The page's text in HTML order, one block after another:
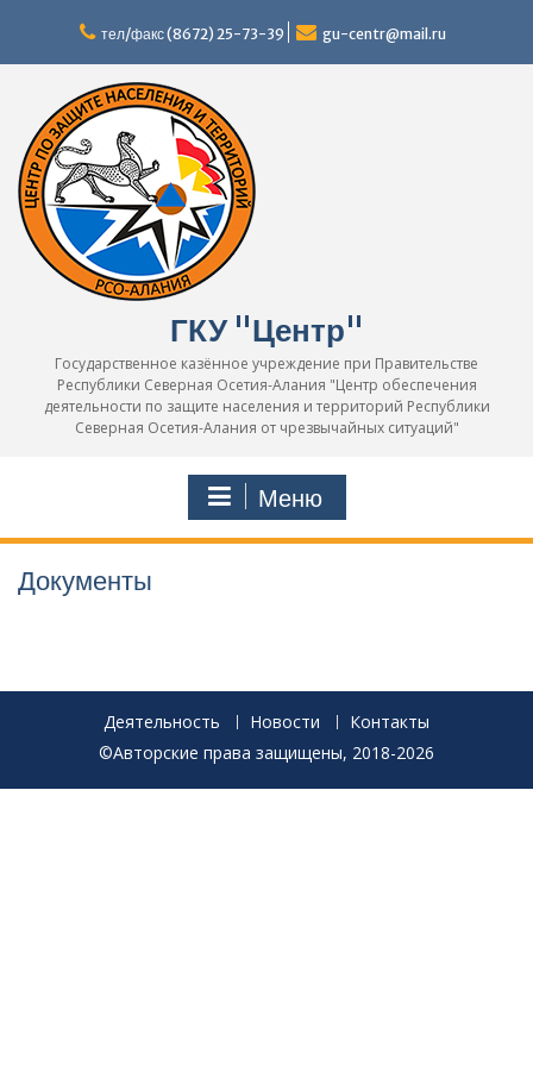
содержимому
тел/факс (8672) 25-73-39 gu-centr@mail.ru
ГКУ "Центр"
Государственное казённое учреждение при Правительстве
Республики Северная Осетия-Алания "Центр обеспечения
деятельности по защите населения и территорий Республики
Северная Осетия-Алания от чрезвычайных ситуаций"
Меню
Документы
Деятельность Новости
Контакты
©Авторские права защищены, 2018-2026